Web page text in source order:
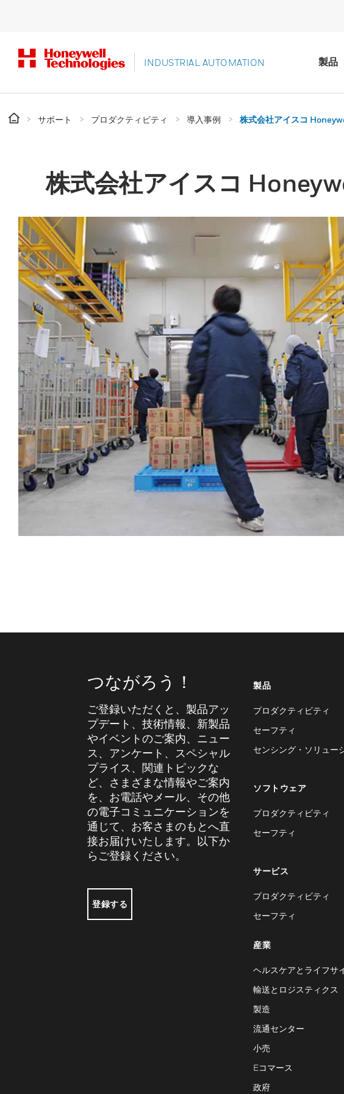
INDUSTRIAL AUTOMATION 製品
サポート プロダクティビティ 導入事例 株式会社アイスコ
株式会社アイスコ
つながろう！
ご登録いただくと、製品アッ
プデート、技術情報、新製品
やイベントのご案内、ニュー
ス、アンケート、スペシャル
プライス、関連トピックな
ど、さまざまな情報やご案内
を、お電話やメール、その他
の電子コミュニケーションを
通じて、お客さまのもとへ直
接お届けいたします。以下か
らご登録ください。
登録する
製品
プロダクティビティ
セーフティ
センシング・ソリュー
ソフトウェア
プロダクティビティ
セーフティ
サービス
プロダクティビティ
セーフティ
産業
ヘルスケアとライフサ
輸送とロジスティクス
製造
流通センター
小売
Eコマース
政府